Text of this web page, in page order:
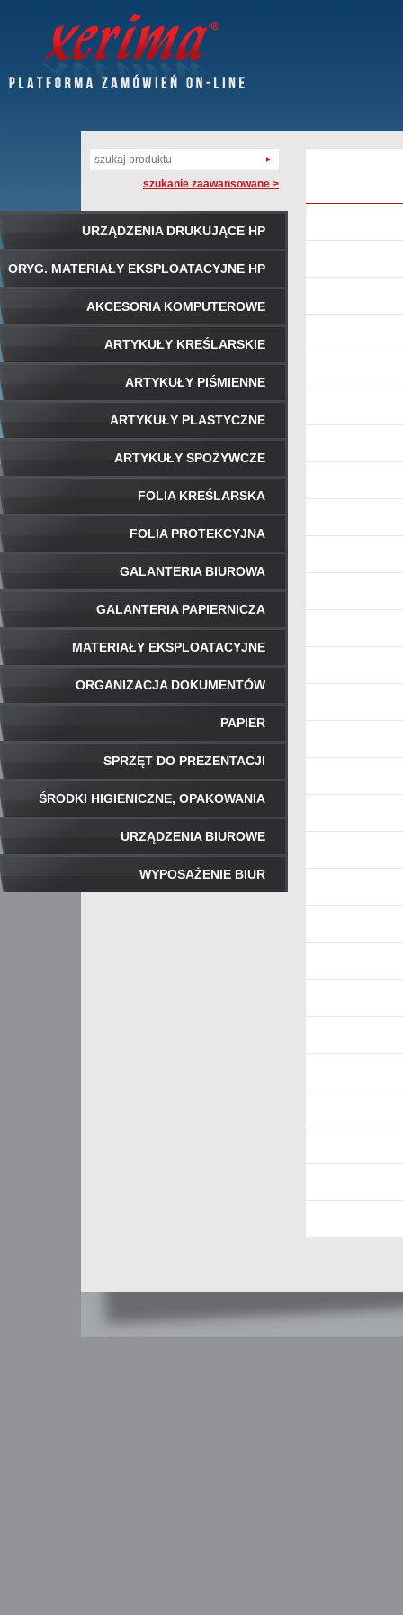
szukanie zaawansowane >
URZĄDZENIA DRUKUJĄCE HP
ORYG. MATERIAŁY EKSPLOATACYJNE HP
AKCESORIA KOMPUTEROWE
ARTYKUŁY KREŚLARSKIE
ARTYKUŁY PIŚMIENNE
ARTYKUŁY PLASTYCZNE
ARTYKUŁY SPOŻYWCZE
FOLIA KREŚLARSKA
FOLIA PROTEKCYJNA
GALANTERIA BIUROWA
GALANTERIA PAPIERNICZA
MATERIAŁY EKSPLOATACYJNE
ORGANIZACJA DOKUMENTÓW
PAPIER
SPRZĘT DO PREZENTACJI
ŚRODKI HIGIENICZNE, OPAKOWANIA
URZĄDZENIA BIUROWE
WYPOSAŻENIE BIUR